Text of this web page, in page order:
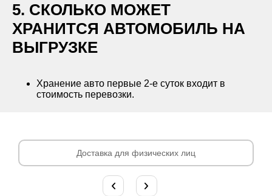
5. СКОЛЬКО МОЖЕТ
ХРАНИТСЯ АВТОМОБИЛЬ НА
ВЫГРУЗКЕ
Хранение авто первые 2-е суток входит в
стоимость перевозки.
Доставка для физических лиц